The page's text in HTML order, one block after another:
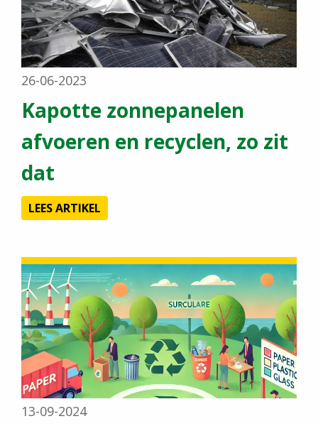
26-06-2023
Kapotte zonnepanelen
afvoeren en recyclen, zo zit
dat
LEES ARTIKEL
13-09-2024